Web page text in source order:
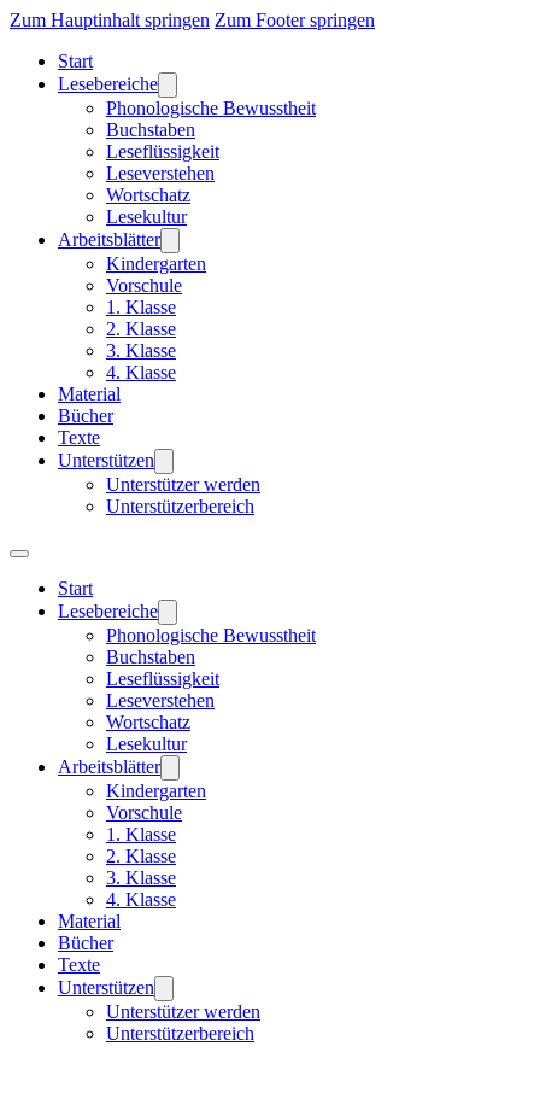
Zum Hauptinhalt springen Zum Footer springen
Start
Lesebereiche
Phonologische Bewusstheit
Buchstaben
Leseflüssigkeit
Leseverstehen
Wortschatz
Lesekultur
Arbeitsblätter
Kindergarten
Vorschule
1. Klasse
2. Klasse
3. Klasse
4. Klasse
Material
Bücher
Texte
Unterstützen
Unterstützer werden
Unterstützerbereich
Start
Lesebereiche
Phonologische Bewusstheit
Buchstaben
Leseflüssigkeit
Leseverstehen
Wortschatz
Lesekultur
Arbeitsblätter
Kindergarten
Vorschule
1. Klasse
2. Klasse
3. Klasse
4. Klasse
Material
Bücher
Texte
Unterstützen
Unterstützer werden
Unterstützerbereich